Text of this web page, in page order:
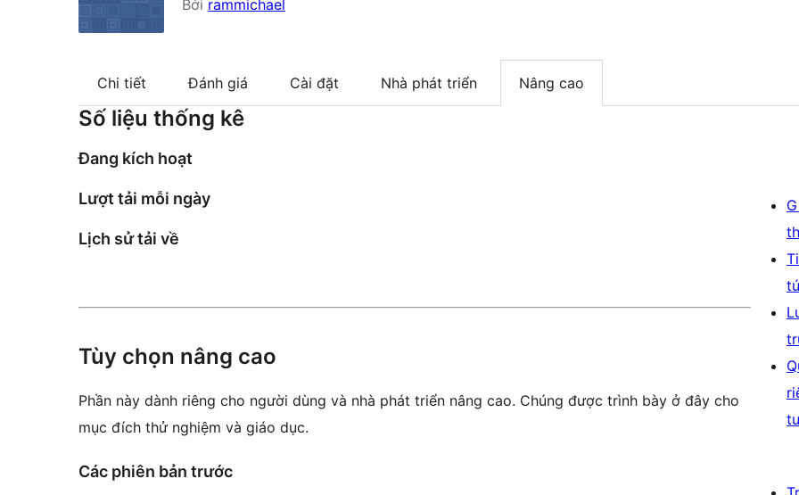
Bởi rammichael
Chi tiết Đánh giá Cài đặt Nhà phát triển Nâng cao
Số liệu thống kê
Đang kích hoạt
Lượt tải mỗi ngày
Lịch sử tải về
Tùy chọn nâng cao
Phần này dành riêng cho người dùng và nhà phát triển nâng cao. Chúng được trình bày ở đây cho
mục đích thử nghiệm và giáo dục.
Các phiên bản trước